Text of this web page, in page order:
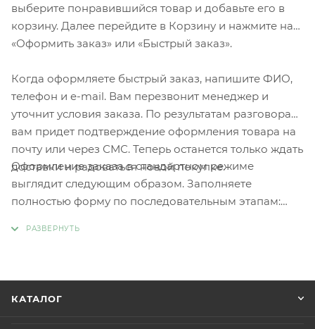
выберите понравившийся товар и добавьте его в
корзину. Далее перейдите в Корзину и нажмите на
«Оформить заказ» или «Быстрый заказ».
Когда оформляете быстрый заказ, напишите ФИО,
телефон и e-mail. Вам перезвонит менеджер и
уточнит условия заказа. По результатам разговора
вам придет подтверждение оформления товара на
почту или через СМС. Теперь останется только ждать
доставки и радоваться новой покупке.
Оформление заказа в стандартном режиме
выглядит следующим образом. Заполняете
полностью форму по последовательным этапам:
КАТАЛОГ